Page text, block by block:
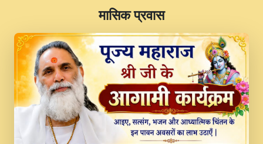
JINU SATGURU AAP BULAVE by Rasik
Pawan ji 20-11-19 Sankirtan At VEER JI
PRABHU KUTEER CHANNEL.mp3
Kina Sohna Tera Bhawan Sajaya Mata
Vaishno Devi Aarti Mata Rani Bhajan By
Lakhwinder Wadali Ji.mp3
MERE MANN VICH KANTH KALER
NEW PUNAJBI DEVOTIONAL SONG 2017
​मासिक प्रवास